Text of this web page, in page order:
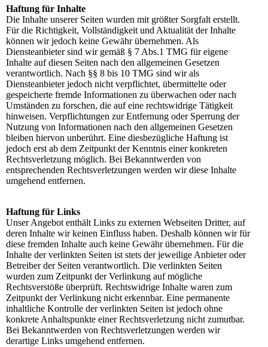
Haftung für Inhalte
Die Inhalte unserer Seiten wurden mit größter Sorgfalt erstellt.
Für die Richtigkeit, Vollständigkeit und Aktualität der Inhalte
können wir jedoch keine Gewähr übernehmen. Als
Diensteanbieter sind wir gemäß § 7 Abs.1 TMG für eigene
Inhalte auf diesen Seiten nach den allgemeinen Gesetzen
verantwortlich. Nach §§ 8 bis 10 TMG sind wir als
Diensteanbieter jedoch nicht verpflichtet, übermittelte oder
gespeicherte fremde Informationen zu überwachen oder nach
Umständen zu forschen, die auf eine rechtswidrige Tätigkeit
hinweisen. Verpflichtungen zur Entfernung oder Sperrung der
Nutzung von Informationen nach den allgemeinen Gesetzen
bleiben hiervon unberührt. Eine diesbezügliche Haftung ist
jedoch erst ab dem Zeitpunkt der Kenntnis einer konkreten
Rechtsverletzung möglich. Bei Bekanntwerden von
entsprechenden Rechtsverletzungen werden wir diese Inhalte
umgehend entfernen.
Haftung für Links
Unser Angebot enthält Links zu externen Webseiten Dritter, auf
deren Inhalte wir keinen Einfluss haben. Deshalb können wir für
diese fremden Inhalte auch keine Gewähr übernehmen. Für die
Inhalte der verlinkten Seiten ist stets der jeweilige Anbieter oder
Betreiber der Seiten verantwortlich. Die verlinkten Seiten
wurden zum Zeitpunkt der Verlinkung auf mögliche
Rechtsverstöße überprüft. Rechtswidrige Inhalte waren zum
Zeitpunkt der Verlinkung nicht erkennbar. Eine permanente
inhaltliche Kontrolle der verlinkten Seiten ist jedoch ohne
konkrete Anhaltspunkte einer Rechtsverletzung nicht zumutbar.
Bei Bekanntwerden von Rechtsverletzungen werden wir
derartige Links umgehend entfernen.